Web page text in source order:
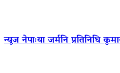
न्यूज नेपाःया जर्मनि प्रतिनिधि